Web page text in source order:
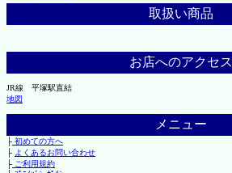
取扱い商品
お店へのアクセス
JR線 平塚駅直結
地図
メニュー
├初めての方へ
├ よくあるお問い合わせ
├ご利用規約